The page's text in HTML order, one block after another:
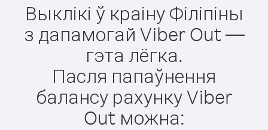
Выклікі ў краіну Філіпіны
з дапамогай Viber Out —
гэта лёгка.
Пасля папаўнення
балансу рахунку Viber
Out можна: